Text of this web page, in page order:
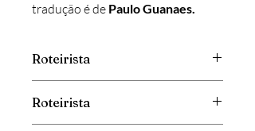
tradução é de Paulo Guanaes.
Roteirista
Roteirista